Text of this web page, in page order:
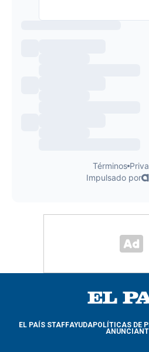
EL PAÍS STAFFAYUDAPOLÍTICAS DE